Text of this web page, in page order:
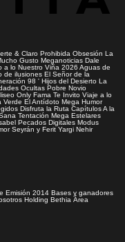
& Claro Prohibida Obsesión La
Gusto Meganoticias Dale
a lo Nuestro Viña 2026 Aguas de
de ilusiones El Señor de la
98 ' Hijos del Desierto La
Ocultas Pobre Novio
Only Fama Te Invito Viaje a lo
Verde El Antídoto Mega Humor
Disfruta la Ruta CapítulosA la
Tentación Mega Estelares
Pecados Digitales Modus
Seyrán y Ferit Yargi Nehir
Emisión 2014 Bases y ganadores
Holding Bethia Área